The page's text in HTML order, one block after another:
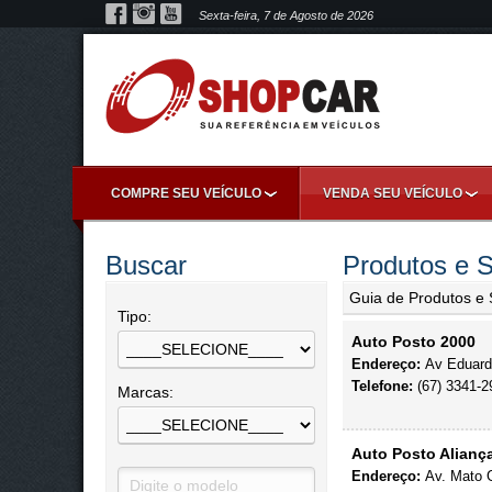
Sexta-feira, 7 de Agosto de 2026
COMPRE SEU VEÍCULO VENDA SEU VEÍCULO
Buscar
Tipo:
Marcas:
Produtos e
Guia de Produtos e
Auto Posto 2000
Endereço: Av
Telefone: (67) 3341-
Auto Posto
Endereço: Av. Mato